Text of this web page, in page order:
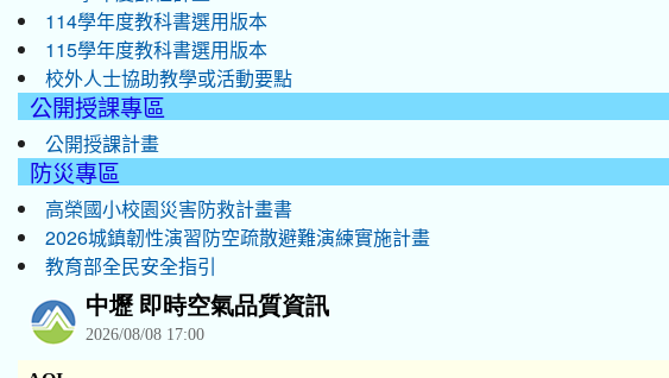
114學年度教科書選用版本
115學年度教科書選用版本
校外人士協助教學或活動要點
公開授課專區
公開授課計畫
防災專區
高榮國小校園災害防救計畫書
2026城鎮韌性演習防空疏散避難演練實施計畫
教育部全民安全指引